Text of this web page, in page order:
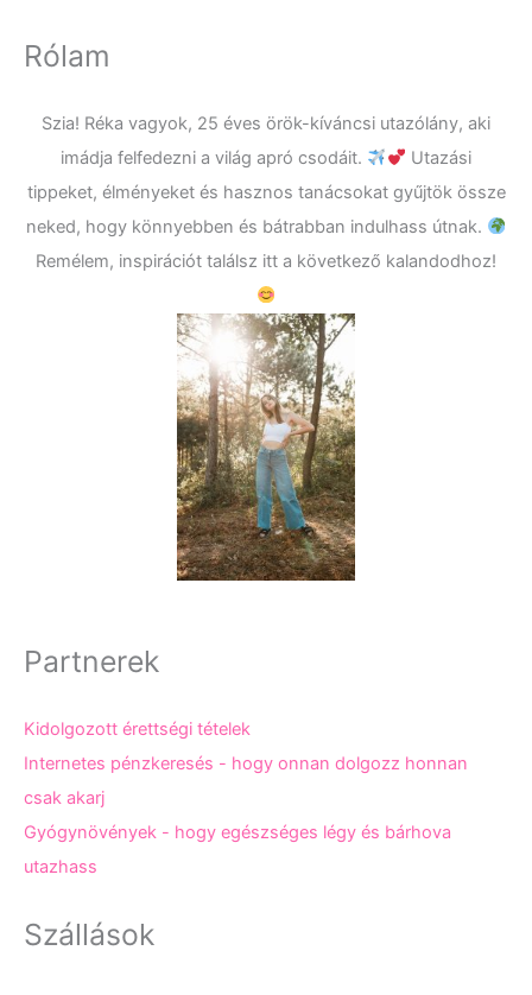
Rólam
Szia! Réka vagyok, 25 éves örök-kíváncsi utazólány, aki
imádja felfedezni a világ apró csodáit.
Utazási
tippeket, élményeket és hasznos tanácsokat gyűjtök össze
neked, hogy könnyebben és bátrabban indulhass útnak.
Remélem, inspirációt találsz itt a következő kalandodhoz!
Partnerek
Kidolgozott érettségi tételek
Internetes pénzkeresés - hogy onnan dolgozz honnan
csak akarj
Gyógynövények - hogy egészséges légy és bárhova
utazhass
Szállások